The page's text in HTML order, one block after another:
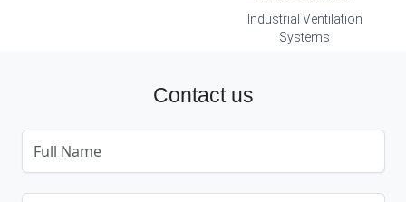
Industrial Ventilation
Systems
Contact us